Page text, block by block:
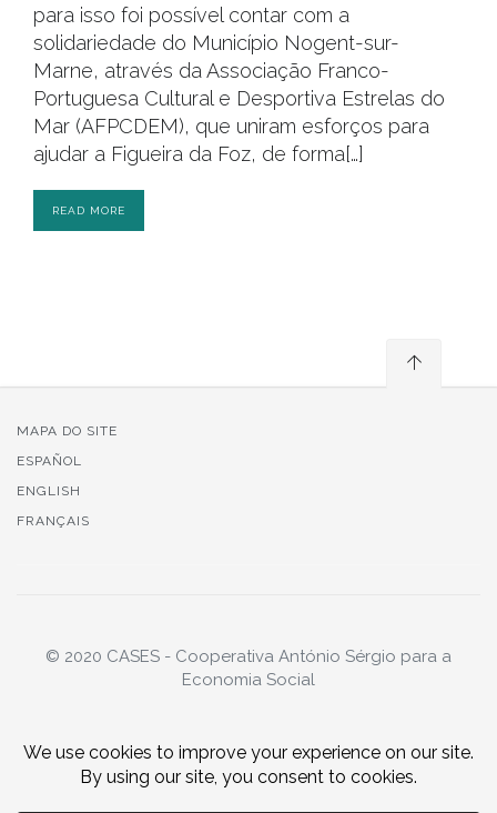
para isso foi possível contar com a
solidariedade do Município Nogent-sur-
Marne, através da Associação Franco-
Portuguesa Cultural e Desportiva Estrelas do
Mar (AFPCDEM), que uniram esforços para
ajudar a Figueira da Foz, de forma[…]
READ MORE
MAPA DO SITE
ESPAÑOL
ENGLISH
FRANÇAIS
© 2020 CASES - Cooperativa António Sérgio para a
Economia Social